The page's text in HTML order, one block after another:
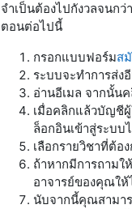
จำเป็นต้องไปกังวลจนก
ตอนต่อไปนี้
กรอกแบบฟอร์มส
ระบบจะทำการส่ง
อ่านอีเมล จากนั้น
เมื่อคลิกแล้วบัญชี
ล็อกอินเข้าสู่ระบบ
เลือกรายวิชาที่ต้อ
ถ้าหากมีการถามใ
อาจารย์ของคุณให้
นับจากนี้คุณสามา